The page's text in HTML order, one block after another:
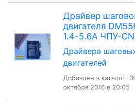
Драйвер
двигателя
1.4-5.6А ЧПУ-
Драйвера
двигателей
Добавлен в каталог:
октября 2016 в 20:05